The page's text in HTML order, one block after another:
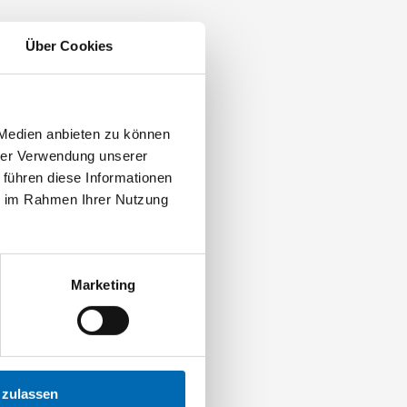
Über Cookies
anbieten zu können
Verwendung unserer
diese Informationen
Rahmen Ihrer Nutzung
Marketing